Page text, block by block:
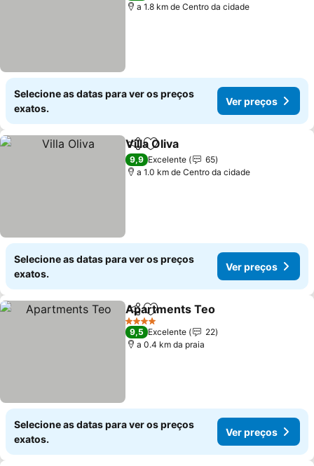
a 1.8 km de Centro da cidade
Selecione as datas para ver os preços
exatos.
Ver preços
PartilharAdicionar aos favoritos
Villa Oliva
9,9 Excelente
65
a 1.0 km de Centro da cidade
Selecione as datas para ver os preços
exatos.
Ver preços
PartilharAdicionar aos favoritos
Apartments Teo
4 Estrelas
9,5 Excelente
22
a 0.4 km da praia
Selecione as datas para ver os preços
exatos.
Ver preços